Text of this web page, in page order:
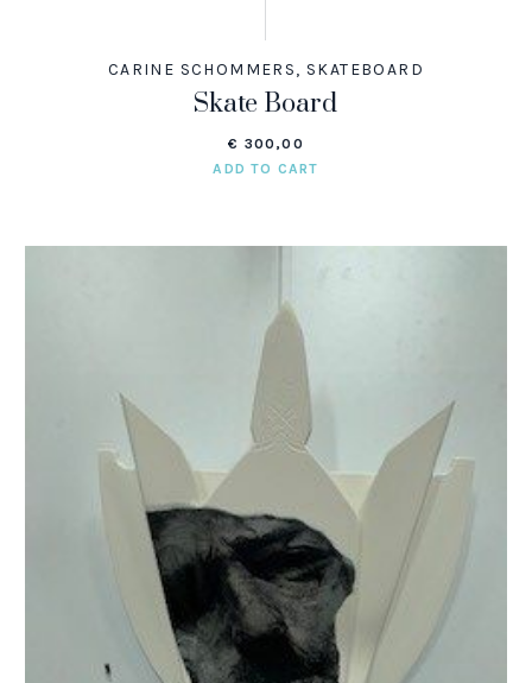
CARINE SCHOMMERS, SKATEBOARD
Skate Board
€ 300,00
ADD TO CART